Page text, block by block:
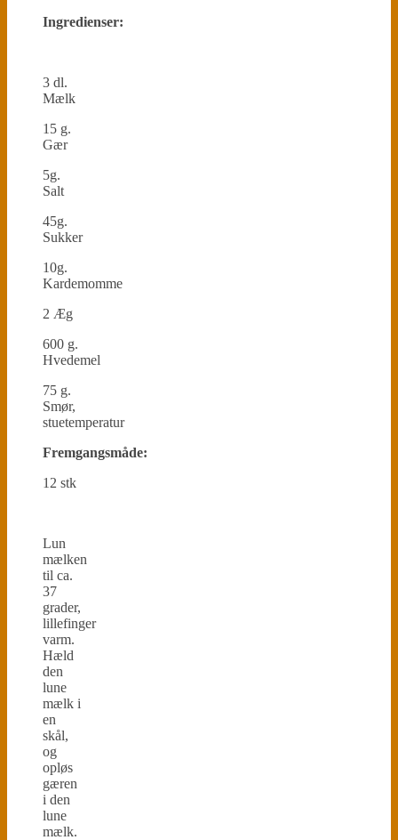
Ingredienser:
3 dl.
Mælk
15 g.
Gær
5g.
Salt
45g.
Sukker
10g.
Kardemomme
2 Æg
600 g.
Hvedemel
75 g.
Smør,
stuetemperatur
Fremgangsmåde:
12 stk
Lun
mælken
til ca.
37
grader,
lillefinger
varm.
Hæld
den
lune
mælk i
en
skål,
og
opløs
gæren
i den
lune
mælk.